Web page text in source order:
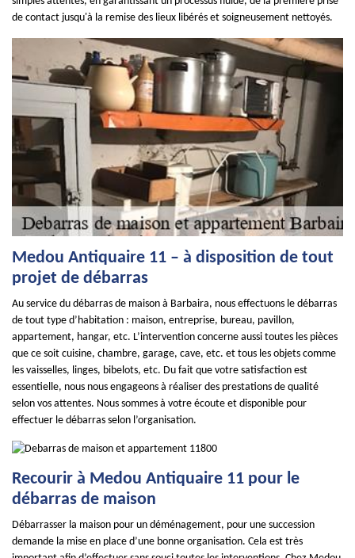
de contact jusqu'à la remise des lieux libérés et soigneusement nettoyés.
Medou Antiquaire 11 – à disposition de tout
projet de débarras
Au service du débarras de maison à Barbaira, nous effectuons le débarras
de tout type d’habitation : maison, entreprise, bureau, pavillon,
appartement, hangar, etc. L’intervention concerne aussi toutes les pièces
que ce soit cuisine, chambre, garage, cave, etc. et tous les objets comme
les vaisselles, linges, bibelots, etc. Du fait que votre satisfaction est
essentielle, nous nous engageons à réaliser des prestations de qualité
selon vos attentes. Nous sommes à votre écoute et disponible pour
effectuer le débarras selon l’organisation.
Recourir à Medou Antiquaire 11 pour le
débarras de maison
Débarrasser la maison pour un déménagement, pour une succession
demande la mise en place d’une bonne organisation. Cela est très